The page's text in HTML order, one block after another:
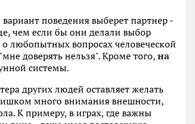
поведения выберет партнер -
чем если бы они делали выбор
о любопытных вопросах человеческой
доверять нельзя". Кроме того, на
системы.
других людей оставляет желать
много внимания внешности,
К примеру, в играх, где важны